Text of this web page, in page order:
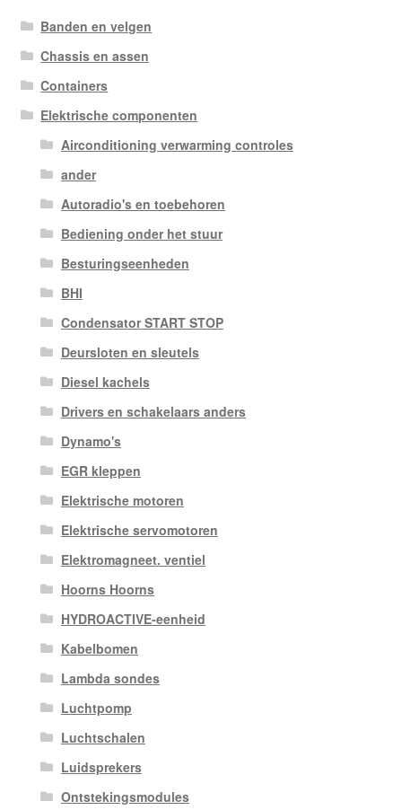
Banden en velgen
Chassis en assen
Containers
Elektrische componenten
Airconditioning verwarming controles
ander
Autoradio's en toebehoren
Bediening onder het stuur
Besturingseenheden
BHI
Condensator START STOP
Deursloten en sleutels
Diesel kachels
Drivers en schakelaars anders
Dynamo's
EGR kleppen
Elektrische motoren
Elektrische servomotoren
Elektromagneet. ventiel
Hoorns Hoorns
HYDROACTIVE-eenheid
Kabelbomen
Lambda sondes
Luchtpomp
Luchtschalen
Luidsprekers
Ontstekingsmodules